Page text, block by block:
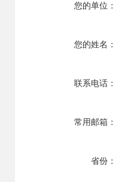
您的单位：
您的姓名：
联系电话：
常用邮箱：
省份：